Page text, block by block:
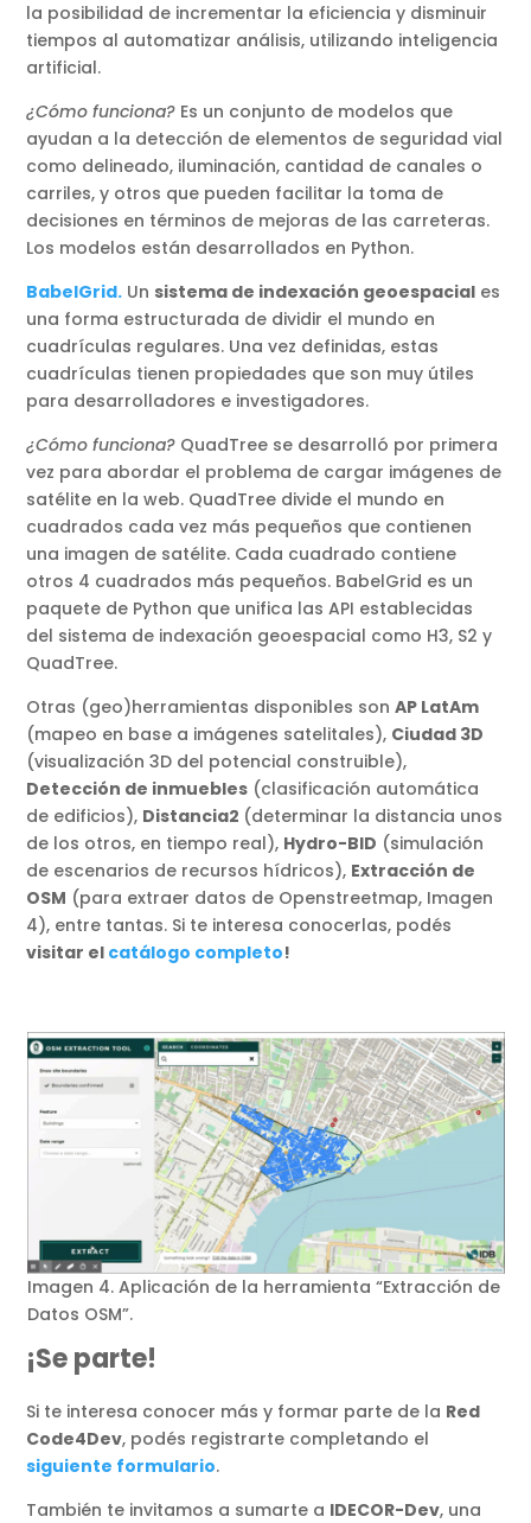
la posibilidad de incrementar la eficiencia y disminuir
tiempos al automatizar análisis, utilizando inteligencia
artificial.
¿Cómo funciona? Es un conjunto de modelos que
ayudan a la detección de elementos de seguridad vial
como delineado, iluminación, cantidad de canales o
carriles, y otros que pueden facilitar la toma de
decisiones en términos de mejoras de las carreteras.
Los modelos están desarrollados en Python.
BabelGrid. Un sistema de indexación geoespacial es
una forma estructurada de dividir el mundo en
cuadrículas regulares. Una vez definidas, estas
cuadrículas tienen propiedades que son muy útiles
para desarrolladores e investigadores.
¿Cómo funciona? QuadTree se desarrolló por primera
vez para abordar el problema de cargar imágenes de
satélite en la web. QuadTree divide el mundo en
cuadrados cada vez más pequeños que contienen
una imagen de satélite. Cada cuadrado contiene
otros 4 cuadrados más pequeños. BabelGrid es un
paquete de Python que unifica las API establecidas
del sistema de indexación geoespacial como H3, S2 y
QuadTree.
Otras (geo)herramientas disponibles sonAP LatAm
(mapeo en base a imágenes satelitales), Ciudad 3D
(visualización 3D del potencial construible),
Detección de inmuebles (clasificación automática
de edificios), Distancia2 (determinar la distancia unos
de los otros, en tiempo real), Hydro-BID (simulación
de escenarios de recursos hídricos), Extracción de
OSM (para extraer datos de Openstreetmap, Imagen
4), entre tantas. Si te interesa conocerlas, podés
visitar el catálogo completo!
Imagen 4. Aplicación de la herramienta “Extracción de
Datos OSM”.
¡Se parte!
Si te interesa conocer más y formar parte de la Red
Code4Dev, podés registrarte completando el
siguiente formulario.
También te invitamos a sumarte a IDECOR-Dev, una